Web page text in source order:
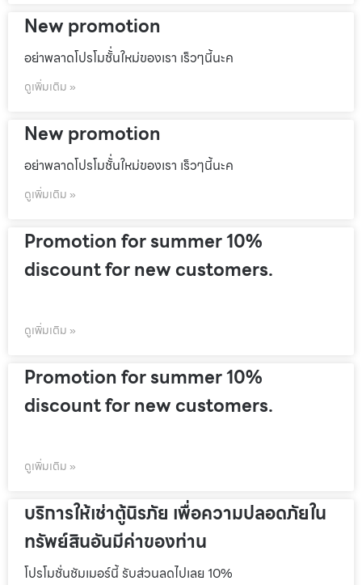
New promotion
อย่าพลาดโปรโมชั้่นใหม่ของเรา เร็วๆนี้นะค
ดูเพิ่มเติม »
New promotion
อย่าพลาดโปรโมชั้่นใหม่ของเรา เร็วๆนี้นะค
ดูเพิ่มเติม »
Promotion for summer 10%
discount for new customers.
ดูเพิ่มเติม »
Promotion for summer 10%
discount for new customers.
ดูเพิ่มเติม »
บริการให้เช่าตู้นิรภัย เพื่อความปลอดภัยใน
ทรัพย์สินอันมีค่าของท่าน
โปรโมชั่นชัมเมอร์นี้ รับส่วนลดไปเลย 10%